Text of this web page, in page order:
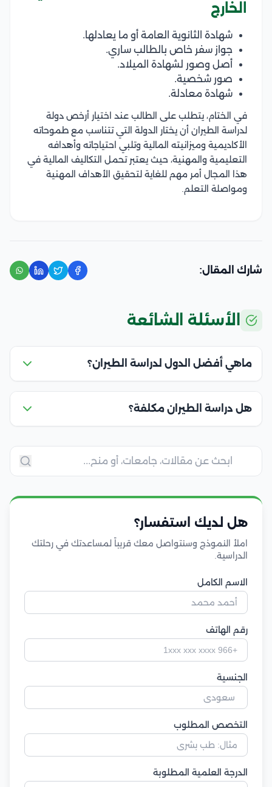
الخارج
شهادة الثانوية العامة أو ما يعادلها.
جواز سفر خاص بالطالب ساري.
أصل وصور لشهادة الميلاد.
صور شخصية.
شهادة معادلة.
في الختام، يتطلب على الطالب عند اختيار أرخص دولة
لدراسة الطيران أن يختار الدولة التي تتناسب مع طموحاته
الأكاديمية وميزانيته المالية وتلبي احتياجاته وأهدافه
التعليمية والمهنية، حيث يعتبر تحمل التكاليف المالية في
هذا المجال أمر مهم للغاية لتحقيق الأهداف المهنية
ومواصلة التعلم.
شارك المقال:
الأسئلة الشائعة
ماهي أفضل الدول لدراسة الطيران؟
هل دراسة الطيران مكلفة؟
هل لديك استفسار؟
املأ النموذج وسنتواصل معك قريباً لمساعدتك في رحلتك
الدراسية.
الاسم الكامل
رقم الهاتف
الجنسية
التخصص المطلوب
الدرجة العلمية المطلوبة